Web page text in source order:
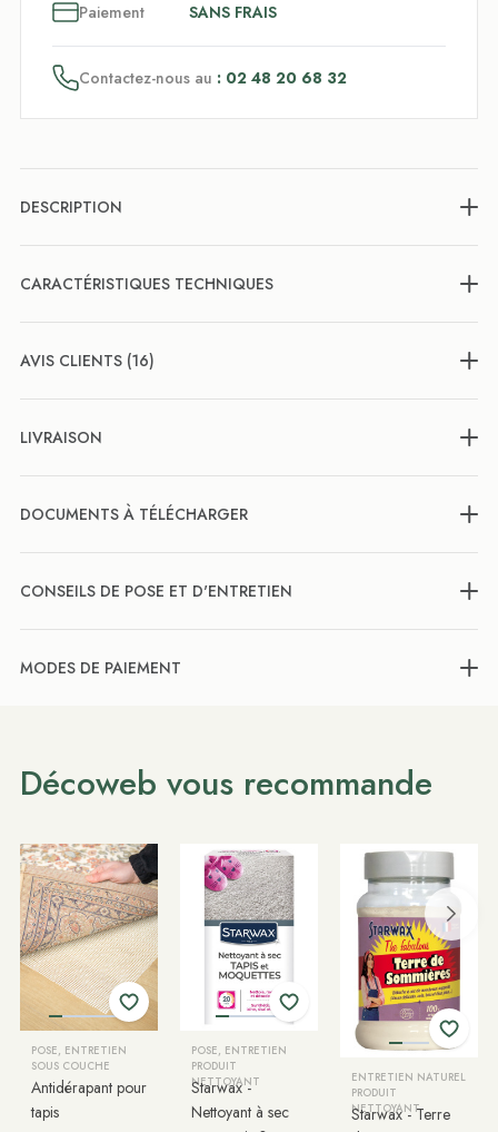
Paiement SANS FRAIS
Contactez-nous au : 02 48 20 68 32
DESCRIPTION
CARACTÉRISTIQUES TECHNIQUES
AVIS CLIENTS (16)
LIVRAISON
DOCUMENTS À TÉLÉCHARGER
CONSEILS DE POSE ET D'ENTRETIEN
MODES DE PAIEMENT
Décoweb vous recommande
POSE, ENTRETIEN
SOUS COUCHE
Antidérapant pour
tapis
POSE, ENTRETIEN
PRODUIT
NETTOYANT
Starwax -
Nettoyant à sec
ENTRETIEN NATUREL
PRODUIT
NETTOYANT
Starwax - Terre